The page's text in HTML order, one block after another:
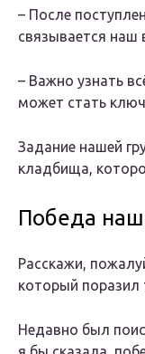
– После
связывается наш
– Важно узнать
может стать
Задание нашей
кладбища,
Победа
Расскажи,
который
Недавно был